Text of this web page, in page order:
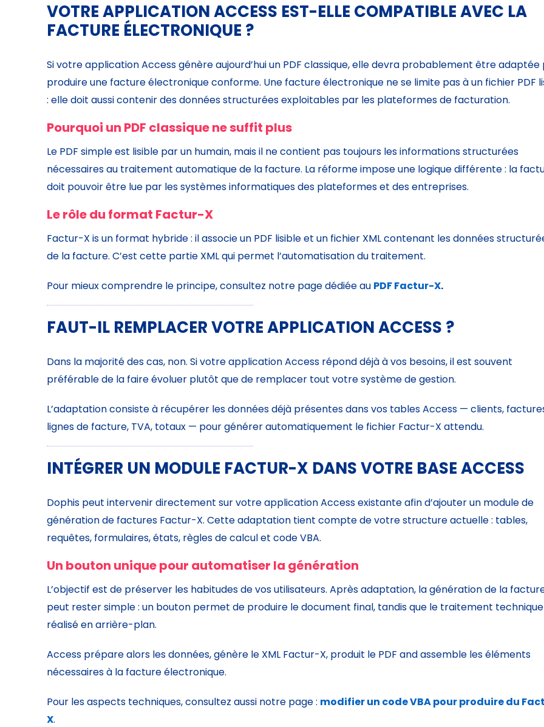
VOTRE APPLICATION ACCESS EST-ELLE COMPATIBLE AVEC LA
FACTURE ÉLECTRONIQUE ?
Si votre application Access génère aujourd’hui un PDF classique, elle devra probablement être adaptée
produire une facture électronique conforme. Une facture électronique ne se limite pas à un fichier PDF
: elle doit aussi contenir des données structurées exploitables par les plateformes de facturation.
Pourquoi un PDF classique ne suffit plus
Le PDF simple est lisible par un humain, mais il ne contient pas toujours les informations structurées
nécessaires au traitement automatique de la facture. La réforme impose une logique différente : la
doit pouvoir être lue par les systèmes informatiques des plateformes et des entreprises.
Le rôle du format Factur-X
Factur-X is un format hybride : il associe un PDF lisible et un fichier XML contenant les données
de la facture. C’est cette partie XML qui permet l’automatisation du traitement.
Pour mieux comprendre le principe, consultez notre page dédiée au PDF Factur-X.
FAUT-IL REMPLACER VOTRE APPLICATION ACCESS ?
Dans la majorité des cas, non. Si votre application Access répond déjà à vos besoins, il est souvent
préférable de la faire évoluer plutôt que de remplacer tout votre système de gestion.
L’adaptation consiste à récupérer les données déjà présentes dans vos tables Access — clients,
lignes de facture, TVA, totaux — pour générer automatiquement le fichier Factur-X attendu.
INTÉGRER UN MODULE FACTUR-X DANS VOTRE BASE ACCESS
Dophis peut intervenir directement sur votre application Access existante afin d’ajouter un module de
génération de factures Factur-X. Cette adaptation tient compte de votre structure actuelle : tables,
requêtes, formulaires, états, règles de calcul et code VBA.
Un bouton unique pour automatiser la génération
L’objectif est de préserver les habitudes de vos utilisateurs. Après adaptation, la génération de la
peut rester simple : un bouton permet de produire le document final, tandis que le traitement
réalisé en arrière-plan.
Access prépare alors les données, génère le XML Factur-X, produit le PDF and assemble les éléments
nécessaires à la facture électronique.
Pour les aspects techniques, consultez aussi notre page : modifier un code VBA pour produire du
X.